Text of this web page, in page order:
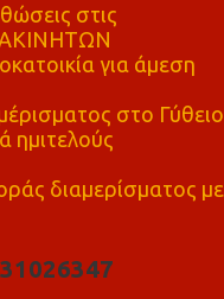
στις
ΑΚΙΝΗΤΩΝ
για άμεση
στο Γύθειο
ημιτελούς
διαμερίσματος με